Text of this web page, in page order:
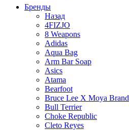
Бренды
Назад
4FIZJO
8 Weapons
Adidas
Aqua Bag
Arm Bar Soap
Asics
Atama
Bearfoot
Bruce Lee X Moya Brand
Bull Terrier
Choke Republic
Cleto Reyes